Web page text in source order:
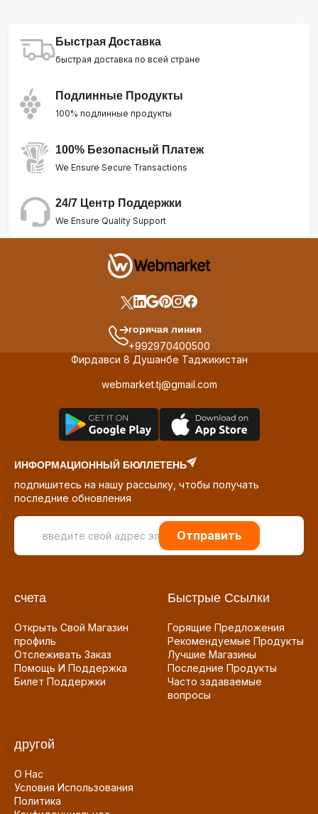
Быстрая Доставка
быстрая доставка по всей стране
Подлинные Продукты
100% подлинные продукты
100% Безопасный Платеж
We Ensure Secure Transactions
24/7 Центр Поддержки
We Ensure Quality Support
горячая линия
+992970400500
Фирдавси 8 Душанбе Таджикистан
webmarket.tj@gmail.com
ИНФОРМАЦИОННЫЙ БЮЛЛЕТЕНЬ
подпишитесь на нашу рассылку, чтобы получать
последние обновления
Отправить
счета
Открыть Свой Магазин
профиль
Отслеживать Заказ
Помощь И Поддержка
Билет Поддержки
Быстрые Ссылки
Горящие Предложения
Рекомендуемые Продукты
Лучшие Магазины
Последние Продукты
Часто задаваемые
вопросы
другой
О Нас
Условия Использования
Политика